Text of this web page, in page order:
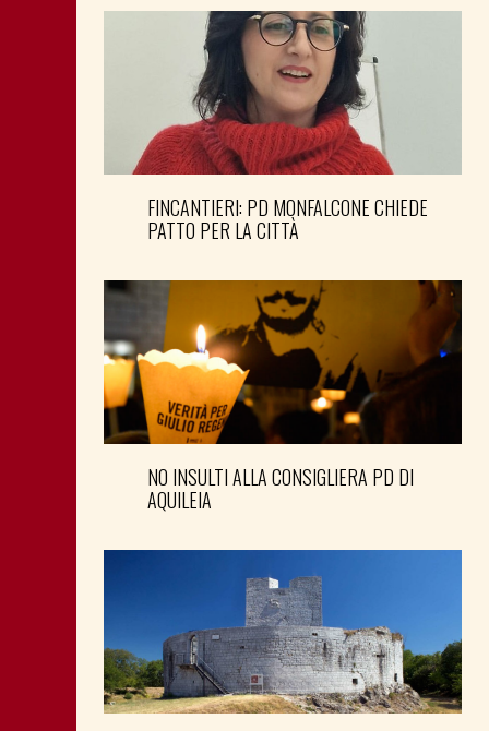
FINCANTIERI: PD MONFALCONE CHIEDE
PATTO PER LA CITTÀ
NO INSULTI ALLA CONSIGLIERA PD DI
AQUILEIA